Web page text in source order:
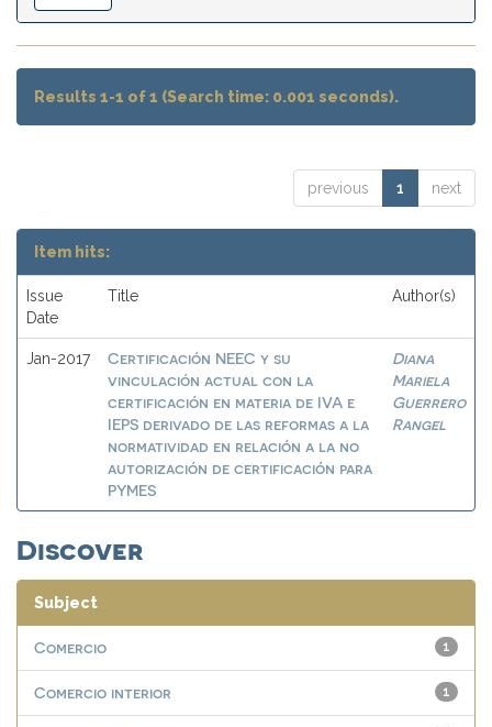
Results 1-1 of 1 (Search time: 0.001 seconds).
previous 1 next
Item hits:
Issue
Date
Title Author(s)
Jan-2017
Certificación NEEC y su
vinculación actual con la
certificación en materia de IVA e
IEPS derivado de las reformas a la
normatividad en relación a la no
autorización de certificación para
PYMES
Diana
Mariela
Guerrero
Rangel
Discover
Subject
1
Comercio
1
Comercio interior